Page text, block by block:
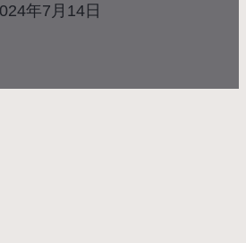
年7月14日